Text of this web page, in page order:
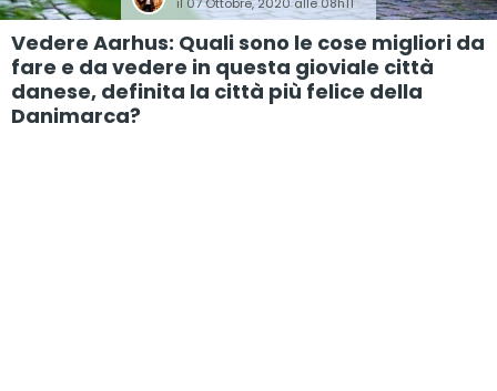
Vedere Aarhus: Quali sono le cose migliori da
fare e da vedere in questa gioviale città
danese, definita la città più felice della
Danimarca?